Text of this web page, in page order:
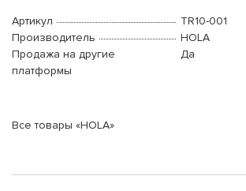
Артикул
TR10-001
Производитель
HOLA
Продажа на другие
платформы
Да
Все товары «HOLA»